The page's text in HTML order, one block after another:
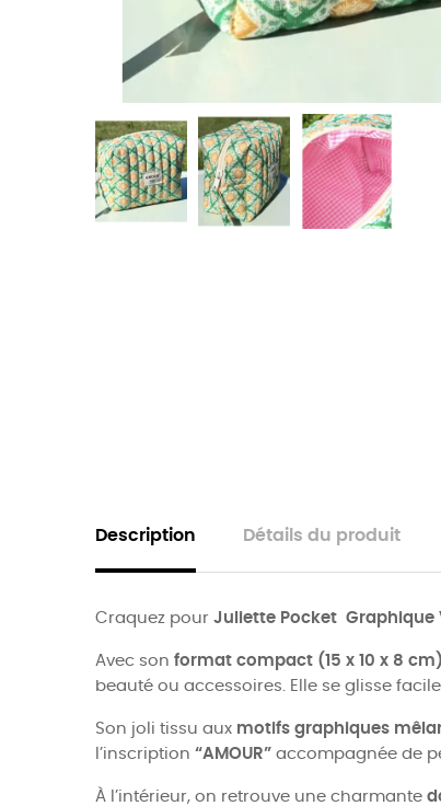
Description Détails du produit
Craquez pour Juliette Pocket Graphique
Avec son format compact (15 x 10 x 8 cm)
beauté ou accessoires. Elle se glisse
Son joli tissu aux motifs graphiques
l’inscription “AMOUR” accompagnée de
À l’intérieur, on retrouve une charmante